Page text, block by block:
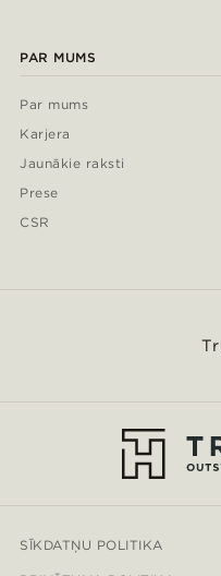
PAR MUMS
Par mums
Karjera
Jaunākie raksti
Prese
CSR
SĪKDATŅU POLITIKA